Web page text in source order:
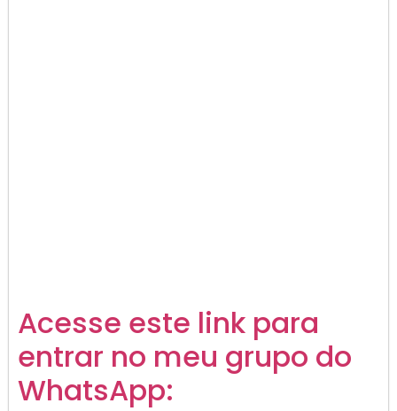
Acesse este link para
entrar no meu grupo do
WhatsApp: